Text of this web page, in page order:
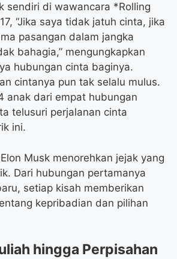
sendiri di wawancara *Rolling
“Jika saya tidak jatuh cinta, jika
pasangan dalam jangka
bahagia,” mengungkapkan
hubungan cinta baginya.
cintanya pun tak selalu mulus.
anak dari empat hubungan
telusuri perjalanan cinta
ini.
Musk menorehkan jejak yang
Dari hubungan pertamanya
setiap kisah memberikan
kepribadian dan pilihan
hingga Perpisahan